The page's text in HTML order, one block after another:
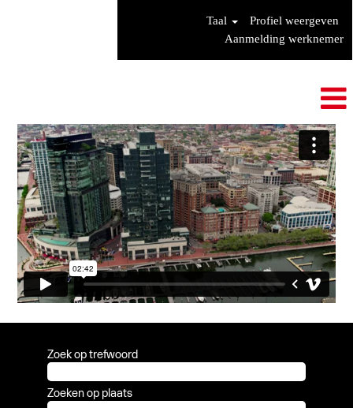
Taal
Profiel weergeven
Aanmelding werknemer
Zoek op trefwoord
Zoeken op plaats